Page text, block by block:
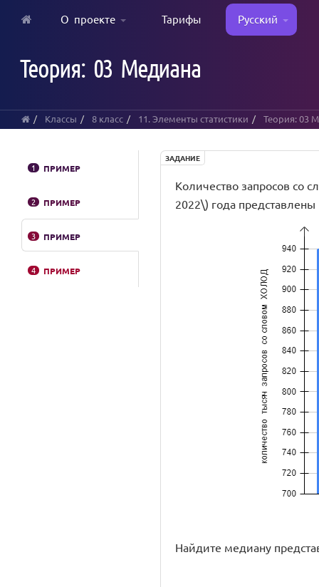
content
О проекте Тарифы Русский
Теория: 03 Медиана
Классы 8 класс 11. Элементы статистики Теория: 03
1 ПРИМЕР
2 ПРИМЕР
3 ПРИМЕР
4 ПРИМЕР
ЗАДАНИЕ
Количество запросов со
2022\) года
Найдите медиану